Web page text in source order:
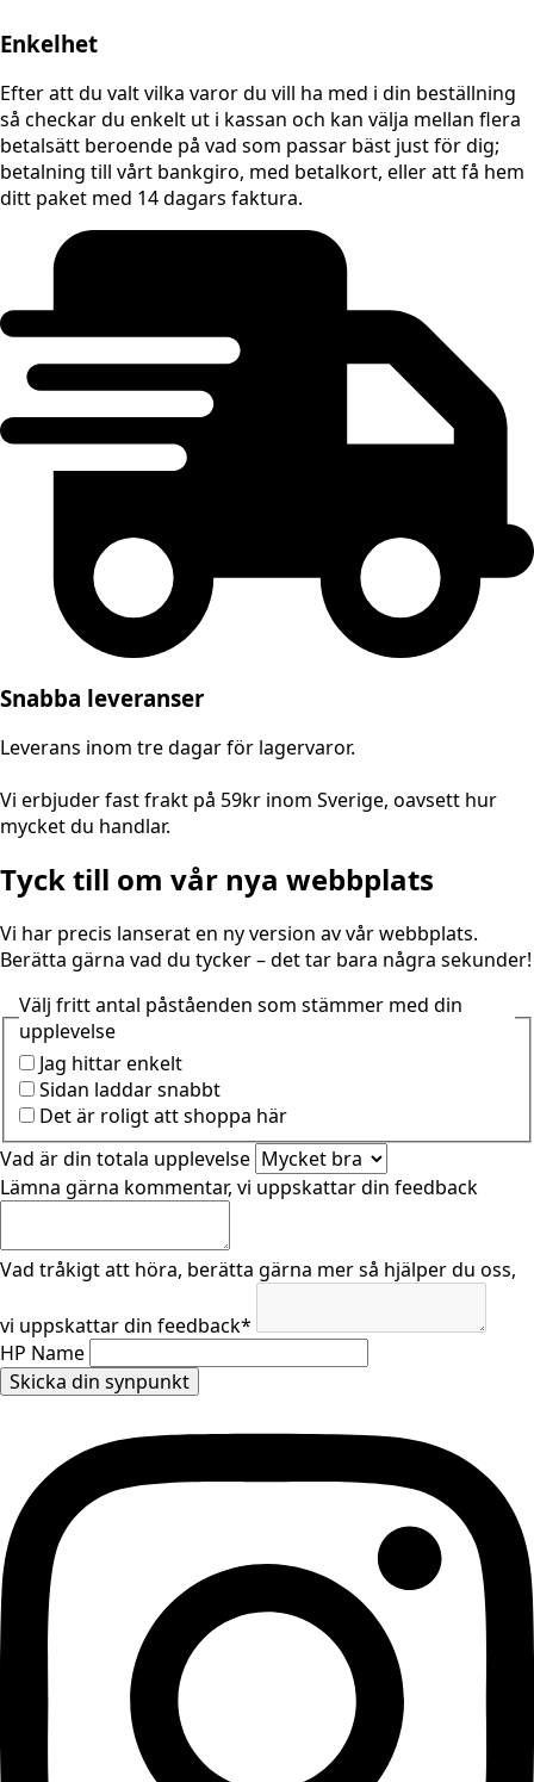
Enkelhet
Efter att du valt vilka varor du vill ha med i din beställning
så checkar du enkelt ut i kassan och kan välja mellan flera
betalsätt beroende på vad som passar bäst just för dig;
betalning till vårt bankgiro, med betalkort, eller att få hem
ditt paket med 14 dagars faktura.
Snabba leveranser
Leverans inom tre dagar för lagervaror.
Vi erbjuder fast frakt på 59kr inom Sverige, oavsett hur
mycket du handlar.
Tyck till om vår nya webbplats
Vi har precis lanserat en ny version av vår webbplats.
Berätta gärna vad du tycker – det tar bara några sekunder!
Välj fritt antal påståenden som stämmer med din
upplevelse
Jag hittar enkelt
Sidan laddar snabbt
Det är roligt att shoppa här
Vad är din totala upplevelse
Lämna gärna kommentar, vi uppskattar din feedback
Vad tråkigt att höra, berätta gärna mer så hjälper du oss,
vi uppskattar din feedback*
HP Name
Skicka din synpunkt